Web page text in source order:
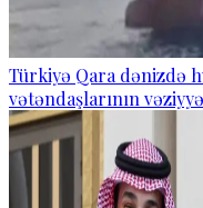
Türkiyə Qara dənizdə
vətəndaşlarının